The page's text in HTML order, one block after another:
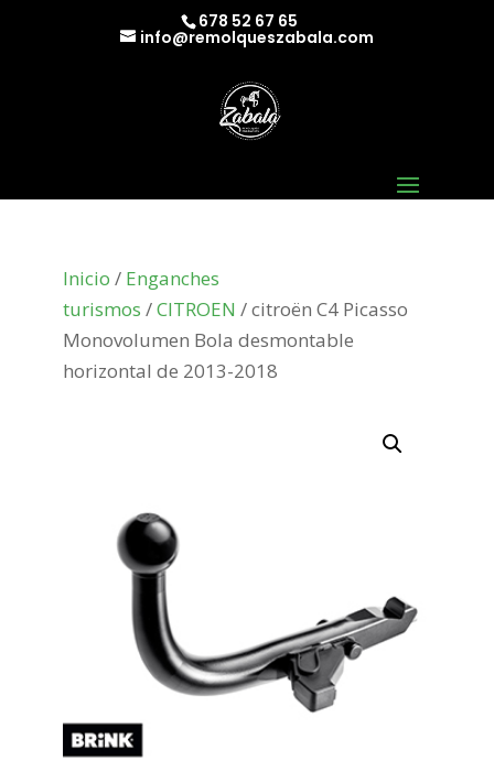
678 52 67 65
info@remolqueszabala.com
Inicio / Enganches
turismos /CITROEN / citroën C4 Picasso
Monovolumen Bola desmontable
horizontal de 2013-2018